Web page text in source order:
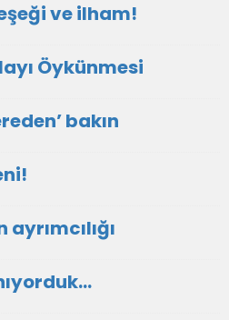
ve ilham!
Öykünmesi
bakın
ayrımcılığı